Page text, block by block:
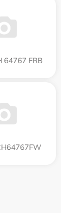
64767 FRB